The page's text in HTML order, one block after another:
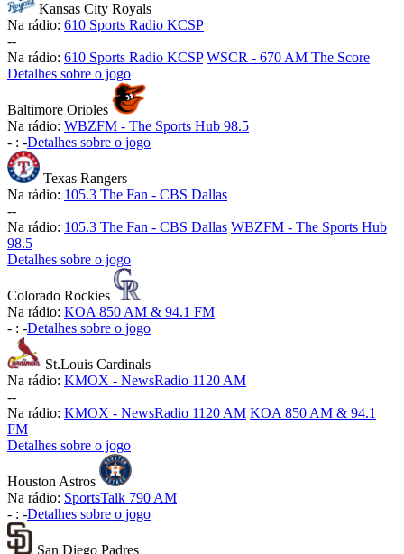
Kansas City Royals
Na rádio: 610 Sports Radio KCSP
--
Na rádio: 610 Sports Radio KCSP WSCR - 670 AM The Score
Detalhes sobre o jogo
Baltimore Orioles
Na rádio: WBZFM - The Sports Hub 98.5
- : -Detalhes sobre o jogo
Texas Rangers
Na rádio: 105.3 The Fan - CBS Dallas
--
Na rádio: 105.3 The Fan - CBS Dallas WBZFM - The Sports Hub
98.5
Detalhes sobre o jogo
Colorado Rockies
Na rádio: KOA 850 AM & 94.1 FM
- : -Detalhes sobre o jogo
St.Louis Cardinals
Na rádio: KMOX - NewsRadio 1120 AM
--
Na rádio: KMOX - NewsRadio 1120 AM KOA 850 AM & 94.1
FM
Detalhes sobre o jogo
Houston Astros
Na rádio: SportsTalk 790 AM
- : -Detalhes sobre o jogo
San Diego Padres